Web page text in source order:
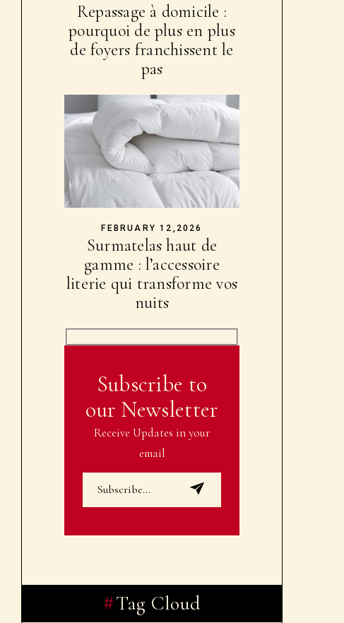
Repassage à domicile :
pourquoi de plus en plus
de foyers franchissent le
pas
FEBRUARY 12,2026
Surmatelas haut de
gamme : l’accessoire
literie qui transforme vos
nuits
Subscribe to
our Newsletter
Receive Updates in your
email
Tag Cloud